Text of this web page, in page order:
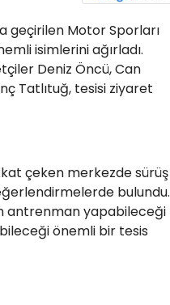
geçirilen Motor Sporları
isimlerini ağırladı.
Deniz Öncü, Can
Tatlıtuğ, tesisi ziyaret
çeken merkezde sürüş
bulundu.
antrenman yapabileceği
önemli bir tesis